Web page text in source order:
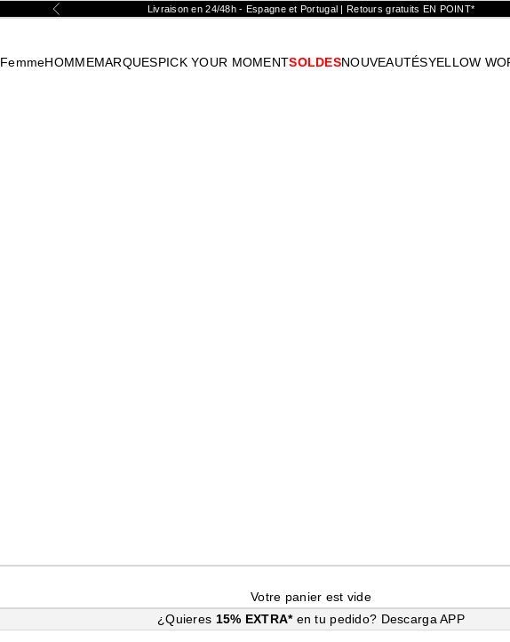
Précédent Livraison en 24/48h - Espagne et Portugal | Retours gratuits EN POINT*
FemmeHOMMEMARQUESPICK YOUR MOMENTSOLDESNOUVEAUTÉSYELLOW
Votre panier est vide
¿Quieres 15% EXTRA* en tu pedido? Descarga APP